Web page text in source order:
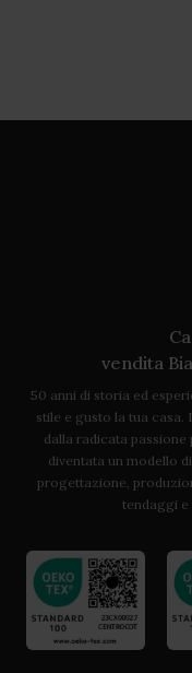
vendita
50 anni di storia ed
stile e gusto la tua casa.
dalla radicata passione
diventata un modello
progettazione,
tendaggi e